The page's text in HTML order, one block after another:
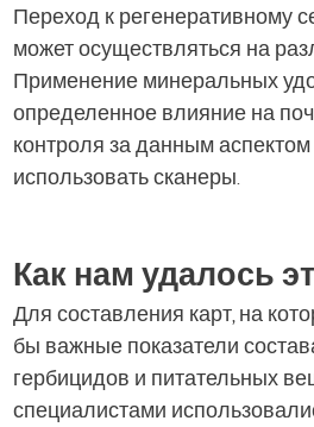
Переход к регенеративному
может осуществляться на
Применение минеральных
определенное влияние на
контроля за данным
использовать сканеры.
Как нам удалось
Для составления карт, на
бы важные показатели
гербицидов и питательных
специалистами